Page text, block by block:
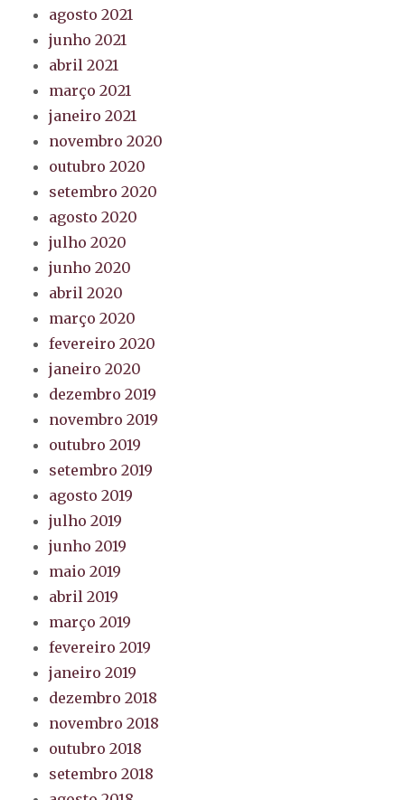
agosto 2021
junho 2021
abril 2021
março 2021
janeiro 2021
novembro 2020
outubro 2020
setembro 2020
agosto 2020
julho 2020
junho 2020
abril 2020
março 2020
fevereiro 2020
janeiro 2020
dezembro 2019
novembro 2019
outubro 2019
setembro 2019
agosto 2019
julho 2019
junho 2019
maio 2019
abril 2019
março 2019
fevereiro 2019
janeiro 2019
dezembro 2018
novembro 2018
outubro 2018
setembro 2018